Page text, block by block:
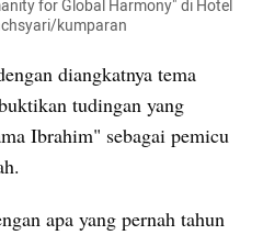
for Global Harmony" di Hotel
kumparan
diangkatnya tema
tudingan yang
Ibrahim" sebagai pemicu
apa yang pernah tahun